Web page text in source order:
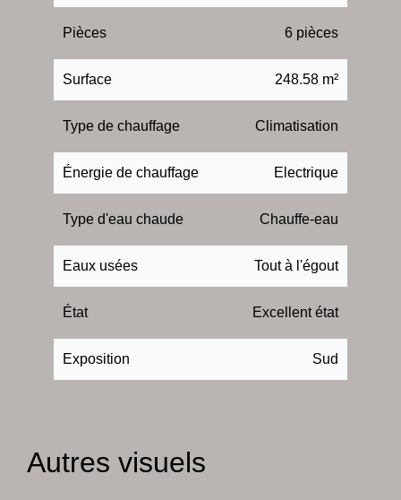
Pièces 6 pièces
Surface 248.58 m²
Type de chauffage Climatisation
Énergie de chauffage Electrique
Type d'eau chaude Chauffe-eau
Eaux usées Tout à l'égout
État Excellent état
Exposition Sud
Autres visuels